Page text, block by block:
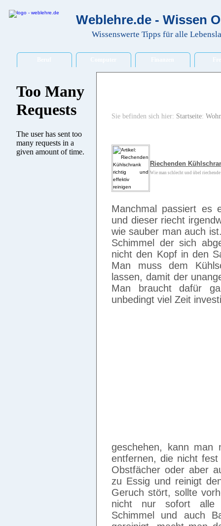
Weblehre.de - Wissen
Wissenswerte Tipps für alle
Sie befinden sich hier: Startseite:
Riechenden
Wie man schlecht und übel
Manchmal passiert es
und dieser riecht
wie sauber man auch
Schimmel der sich
nicht den Kopf in den
Man muss dem
lassen, damit der
Man braucht dafür
unbedingt viel Zeit
geschehen, kann man
entfernen, die nicht
Obstfächer oder aber
zu Essig und reinigt
Geruch stört, sollte
nicht nur sofort alle
Schimmel und auch